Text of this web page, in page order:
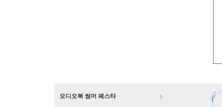
오디오북 썸머 페스타